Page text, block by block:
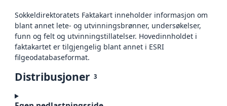
Sokkeldirektoratets Faktakart inneholder informasjon om
blant annet lete- og utvinningsbrønner, undersøkelser,
funn og felt og utvinningstillatelser. Hovedinnholdet i
faktakartet er tilgjengelig blant annet i ESRI
filgeodatabaseformat.
Distribusjoner 3